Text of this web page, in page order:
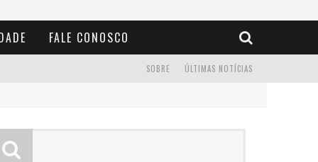
FALE CONOSCO
ÚLTIMAS NOTÍCIAS
SOBRE